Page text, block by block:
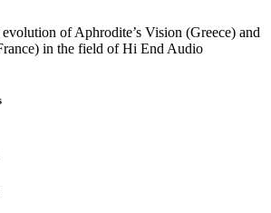
of Aphrodite’s Vision (Greece) and
in the field of Hi End Audio